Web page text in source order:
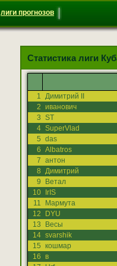
лиги прогнозов
Статистика лиги
1 Димитрий II
2 иванович
3 ST
4 SuperVlad
5 das
6 Albatros
7 антон
8 Димитрий
9
Ветал
10
IrIS
11
Мармута
12
DYU
13
Весы
14 svarshik
15 кошмар
16 в